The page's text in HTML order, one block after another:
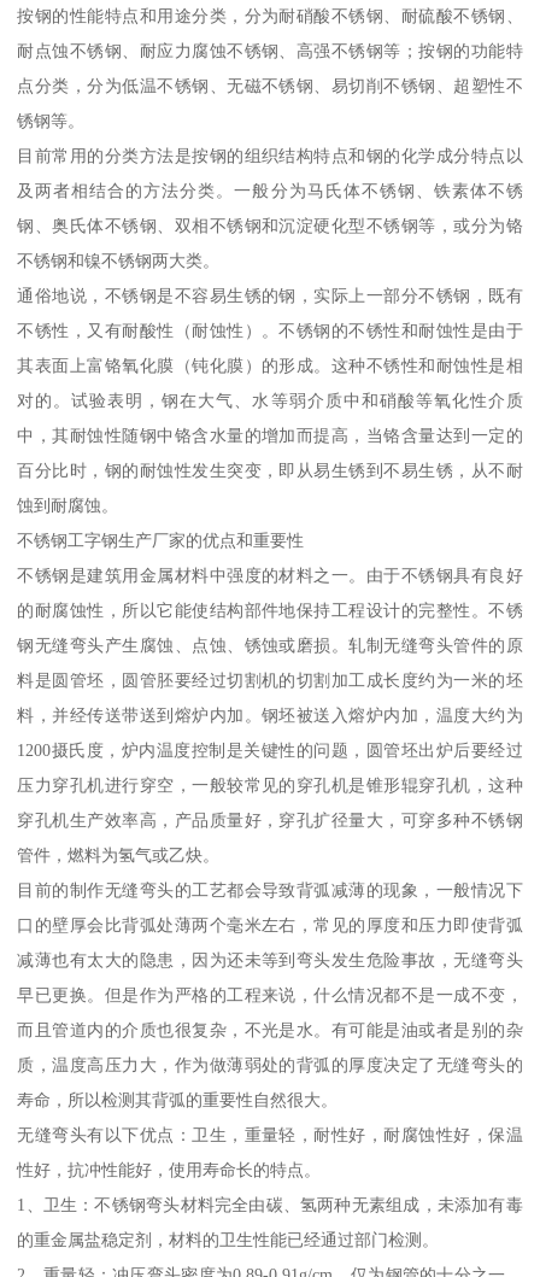
按钢的性能特点和用途分类，分为耐硝酸不锈钢、耐硫酸不锈钢、
耐点蚀不锈钢、耐应力腐蚀不锈钢、高强不锈钢等；按钢的功能特
点分类，分为低温不锈钢、无磁不锈钢、易切削不锈钢、超塑性不
锈钢等。
目前常用的分类方法是按钢的组织结构特点和钢的化学成分特点以
及两者相结合的方法分类。一般分为马氏体不锈钢、铁素体不锈
钢、奥氏体不锈钢、双相不锈钢和沉淀硬化型不锈钢等，或分为铬
不锈钢和镍不锈钢两大类。
通俗地说，不锈钢是不容易生锈的钢，实际上一部分不锈钢，既有
不锈性，又有耐酸性（耐蚀性）。不锈钢的不锈性和耐蚀性是由于
其表面上富铬氧化膜（钝化膜）的形成。这种不锈性和耐蚀性是相
对的。试验表明，钢在大气、水等弱介质中和硝酸等氧化性介质
中，其耐蚀性随钢中铬含水量的增加而提高，当铬含量达到一定的
百分比时，钢的耐蚀性发生突变，即从易生锈到不易生锈，从不耐
蚀到耐腐蚀。
不锈钢工字钢生产厂家的优点和重要性
不锈钢是建筑用金属材料中强度的材料之一。由于不锈钢具有良好
的耐腐蚀性，所以它能使结构部件地保持工程设计的完整性。不锈
钢无缝弯头产生腐蚀、点蚀、锈蚀或磨损。轧制无缝弯头管件的原
料是圆管坯，圆管胚要经过切割机的切割加工成长度约为一米的坯
料，并经传送带送到熔炉内加。钢坯被送入熔炉内加，温度大约为
1200摄氏度，炉内温度控制是关键性的问题，圆管坯出炉后要经过
压力穿孔机进行穿空，一般较常见的穿孔机是锥形辊穿孔机，这种
穿孔机生产效率高，产品质量好，穿孔扩径量大，可穿多种不锈钢
管件，燃料为氢气或乙炔。
目前的制作无缝弯头的工艺都会导致背弧减薄的现象，一般情况下
口的壁厚会比背弧处薄两个毫米左右，常见的厚度和压力即使背弧
减薄也有太大的隐患，因为还未等到弯头发生危险事故，无缝弯头
早已更换。但是作为严格的工程来说，什么情况都不是一成不变，
而且管道内的介质也很复杂，不光是水。有可能是油或者是别的杂
质，温度高压力大，作为做薄弱处的背弧的厚度决定了无缝弯头的
寿命，所以检测其背弧的重要性自然很大。
无缝弯头有以下优点：卫生，重量轻，耐性好，耐腐蚀性好，保温
性好，抗冲性能好，使用寿命长的特点。
1、卫生：不锈钢弯头材料完全由碳、氢两种无素组成，未添加有毒
的重金属盐稳定剂，材料的卫生性能已经通过部门检测。